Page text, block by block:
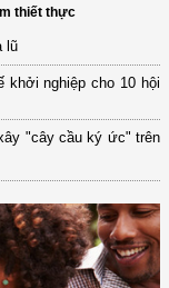
thiết thực
lũ
khởi nghiệp cho 10 hội
"cây cầu ký ức" trên